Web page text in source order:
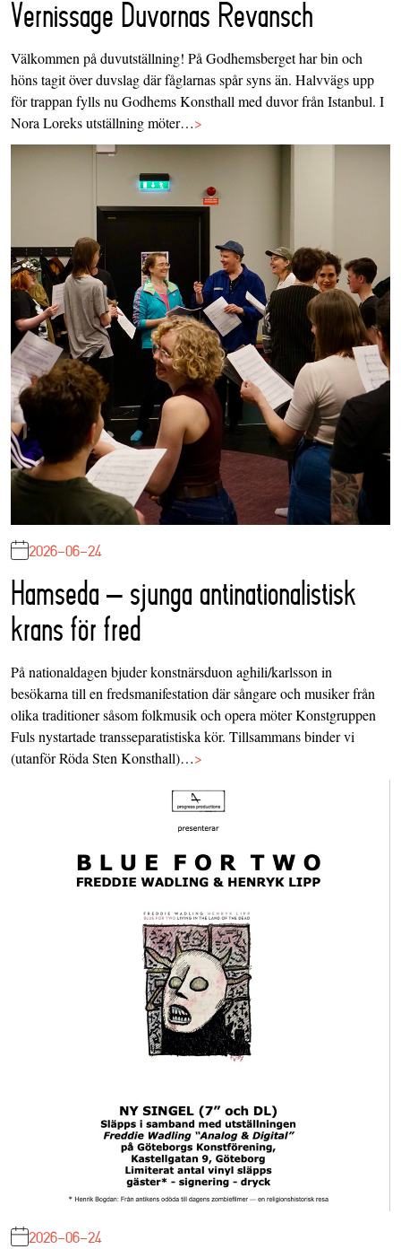
Vernissage Duvornas Revansch
Välkommen på duvutställning! På Godhemsberget har bin och
höns tagit över duvslag där fåglarnas spår syns än. Halvvägs upp
för trappan fylls nu Godhems Konsthall med duvor från Istanbul. I
Nora Loreks utställning möter…>
2026-06-24
Hamseda – sjunga antinationalistisk
krans för fred
På nationaldagen bjuder konstnärsduon aghili/karlsson in
besökarna till en fredsmanifestation där sångare och musiker från
olika traditioner såsom folkmusik och opera möter Konstgruppen
Fuls nystartade transseparatistiska kör. Tillsammans binder vi
(utanför Röda Sten Konsthall)…>
2026-06-24